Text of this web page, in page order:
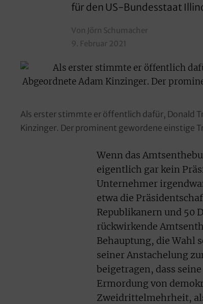
für den US-Bundesstaat
Von Jörn Schumacher
9. Februar 2021
Als erster stimmte er öffentlich dafür, Donald
Kinzinger. Der prominent gewordene einstige
Wenn das
eigentlich gar kein
Unternehmer
etwa die
Republikanern und 50
rückwirkende
Behauptung, die Wahl
seiner Anstachelung
beigetragen, dass
Ermordung von
Zweidrittelmehrheit,